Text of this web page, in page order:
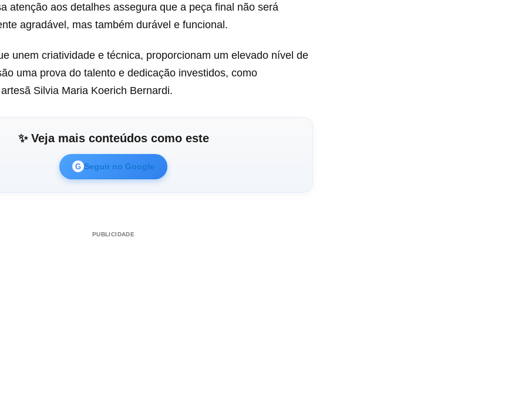
atenção aos detalhes assegura que a peça final não será
agradável, mas também durável e funcional.
unem criatividade e técnica, proporcionam um elevado nível de
uma prova do talento e dedicação investidos, como
Silvia Maria Koerich Bernardi.
✨ Veja mais conteúdos como este
G Seguir no Google
PUBLICIDADE